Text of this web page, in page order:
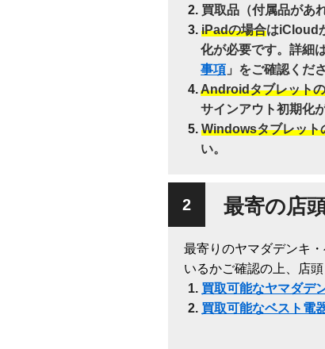
買取品（付属品があ
iPadの場合はiCloud
化が必要です。詳細
事項 」をご確認くだ
Androidタブレット
サインアウト初期化
Windowsタブレット
い。
最寄の店
最寄りのヤマダデンキ
いるかご確認の上、店
買取可能なヤマダデ
買取可能なベスト電